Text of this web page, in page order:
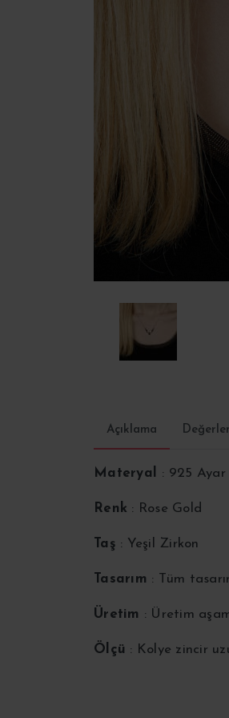
Açıklama
Materyal : 925 Ayar
Renk : Rose Gold
Taş : Yeşil Zirkon
Tasarım : Tüm
Üretim : Üretim
Ölçü : Kolye zincir